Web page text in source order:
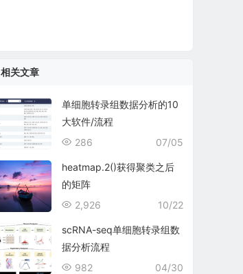
相关文章
单细胞转录组数据分析的10
大软件/流程
07/05
286
heatmap.2()获得聚类之后
的矩阵
10/22
2,926
scRNA-seq单细胞转录组数
据分析流程
04/30
982